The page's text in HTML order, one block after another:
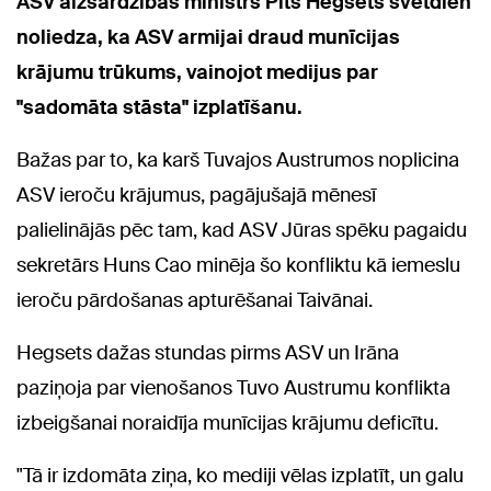
noliedza, ka ASV armijai draud munīcijas
krājumu trūkums, vainojot medijus par
"sadomāta stāsta" izplatīšanu.
Bažas par to, ka karš Tuvajos Austrumos noplicina
ASV ieroču krājumus, pagājušajā mēnesī
palielinājās pēc tam, kad ASV Jūras spēku pagaidu
sekretārs Huns Cao minēja šo konfliktu kā iemeslu
ieroču pārdošanas apturēšanai Taivānai.
Hegsets dažas stundas pirms ASV un Irāna
paziņoja par vienošanos Tuvo Austrumu konflikta
izbeigšanai noraidīja munīcijas krājumu deficītu.
"Tā ir izdomāta ziņa, ko mediji vēlas izplatīt, un galu